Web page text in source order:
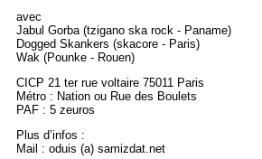
avec
Jabul Gorba (tzigano ska rock - Paname)
Dogged Skankers (skacore - Paris)
Wak (Pounke - Rouen)
CICP 21 ter rue voltaire 75011 Paris
Métro : Nation ou Rue des Boulets
PAF : 5 zeuros
Plus d’infos :
Mail : oduis (a) samizdat.net